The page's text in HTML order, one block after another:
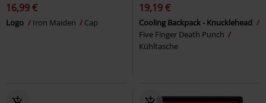
16,99 €
Logo Iron Maiden Cap
19,19 €
Cooling Backpack - Knucklehead
Five Finger Death Punch
Kühltasche